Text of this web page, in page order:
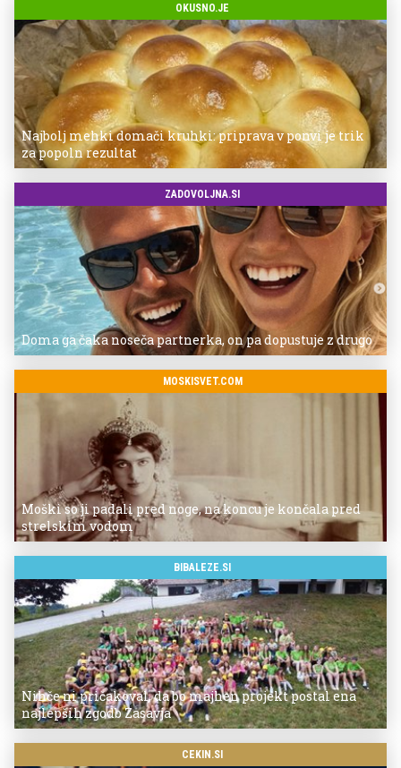
OKUSNO.JE
Najbolj mehki domači kruhki: priprava v ponvi je trik
za popoln rezultat
ZADOVOLJNA.SI
Doma ga čaka noseča partnerka, on pa dopustuje z drugo
MOSKISVET.COM
Moški so ji padali pred noge, na koncu je končala pred
strelskim vodom
BIBALEZE.SI
Nihče ni pričakoval, da bo majhen projekt postal ena
najlepših zgodb Zasavja
CEKIN.SI